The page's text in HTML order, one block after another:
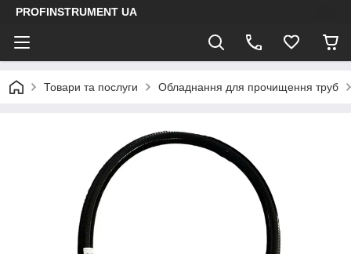
PROFINSTRUMENT UA
Товари та послуги Обладнання для прочищення труб